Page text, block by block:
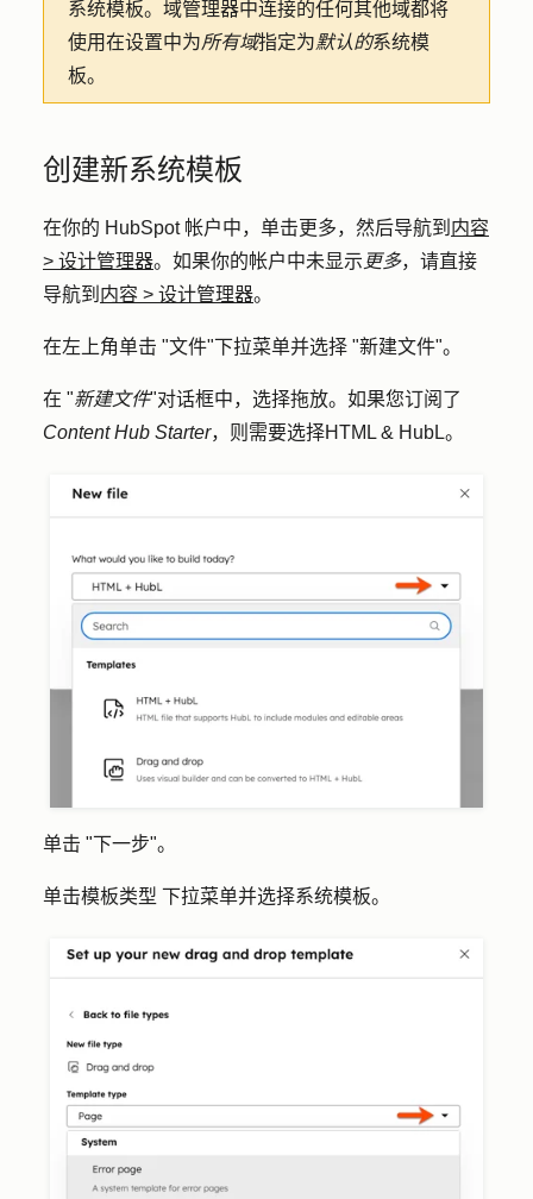
系统模板。域管理器中连接的任何其他域都将
使用在设置中为所有域指定为默认的系统模
板。
创建新系统模板
在你的 HubSpot 帐户中，单击更多，然后导航到 内容
> 设计管理器。如果你的帐户中未显示 更多，请直接
导航到 内容 > 设计管理器。
在左上角单击 "文件"下拉菜单并选择 "新建文件"。
在 "新建文件"对话框中，选择拖放。如果您订阅了
Content Hub Starter，则需要选择HTML & HubL。
单击 "下一步"。
单击模板类型 下拉菜单并选择系统模板。